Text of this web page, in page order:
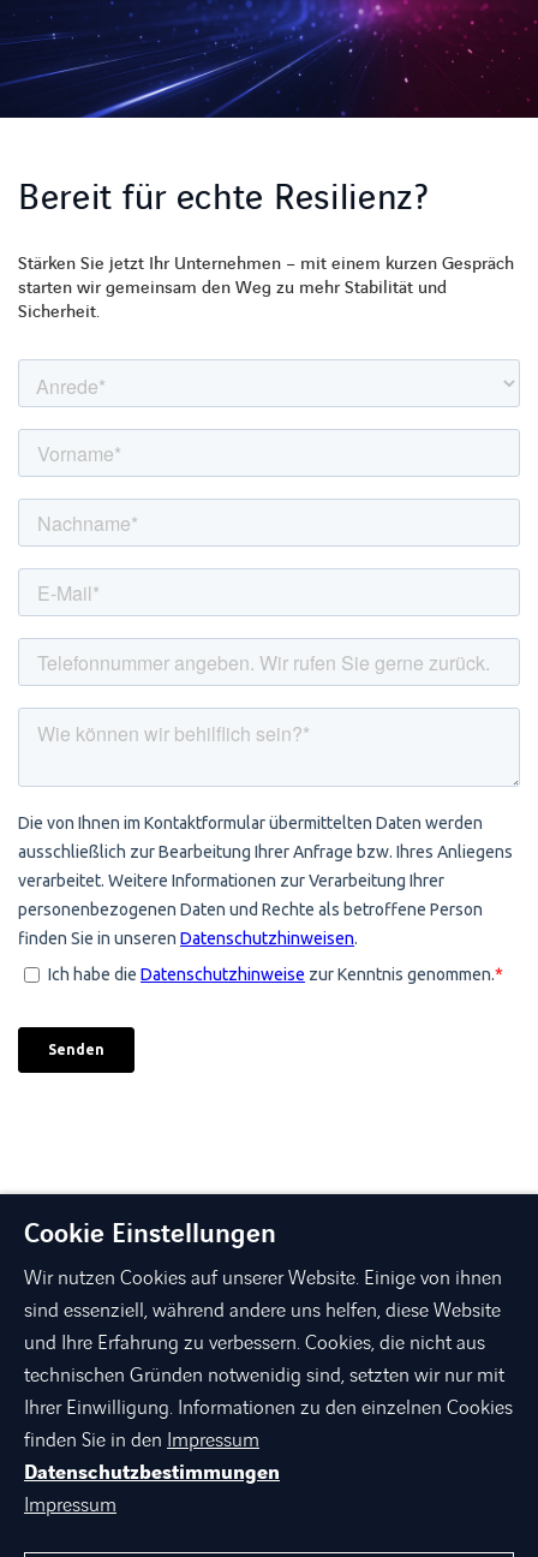
Bereit für echte Resilienz?
Stärken Sie jetzt Ihr Unternehmen – mit einem kurzen Gespräch
starten wir gemeinsam den Weg zu mehr Stabilität und
Sicherheit.
linkedin
xing facebookinstagramyoutube
Cookie Einstellungen
Wir nutzen Cookies auf unserer Website. Einige von ihnen
sind essenziell, während andere uns helfen, diese Website
und Ihre Erfahrung zu verbessern. Cookies, die nicht aus
technischen Gründen notwenidig sind, setzten wir nur mit
Ihrer Einwilligung. Informationen zu den einzelnen Cookies
finden Sie in den Impressum
Datenschutzbestimmungen
Impressum